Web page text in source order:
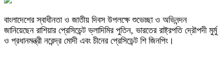
বাংলাদেশের স্বাধীনতা ও জাতীয় দিবস উপলক্ষে শুভেচ্ছা ও অভিনন্দন
জানিয়েছেন রাশিয়ার প্রেসিডেন্ট ভ্লাদিমির পুতিন, ভারতের রাষ্ট্রপতি দ্রৌপদী মুর্মু
ও প্রধানমন্ত্রী নরেন্দ্র মোদী এবং চীনের প্রেসিডেন্ট শি জিনপিং।